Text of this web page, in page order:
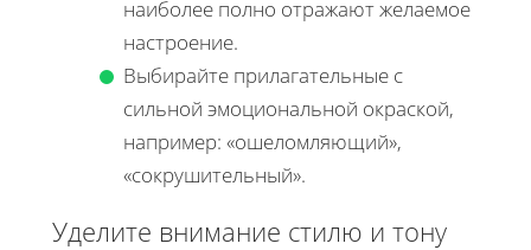
наиболее полно отражают желаемое
настроение.
Выбирайте прилагательные с
сильной эмоциональной окраской,
например: «ошеломляющий»,
«сокрушительный».
Уделите внимание стилю и тону